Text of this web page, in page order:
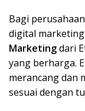
Bagi
digital
Marketingdari
yang berharga.
merancang dan
sesuai dengan